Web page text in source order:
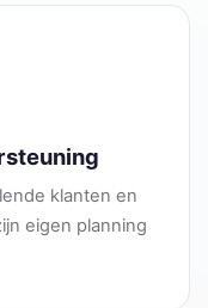
klanten en
eigen planning